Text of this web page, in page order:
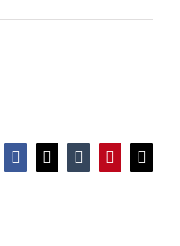
Facebook
X TumblrPinterest
E-